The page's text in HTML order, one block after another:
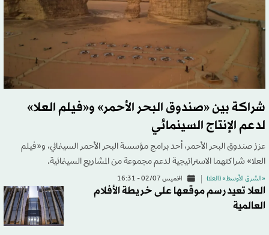
شراكة بين «صندوق البحر الأحمر» و«فيلم العلا»
لدعم الإنتاج السينمائي
عزز صندوق البحر الأحمر، أحد برامج مؤسسة البحر الأحمر السينمائي، و«فيلم
العلا» شراكتهما الاستراتيجية لدعم مجموعة من المشاريع السينمائية.
«الشرق الأوسط» (العلا) الخميس 02/07 - 16:31
العلا تعيد رسم موقعها على خريطة الأفلام
العالمية